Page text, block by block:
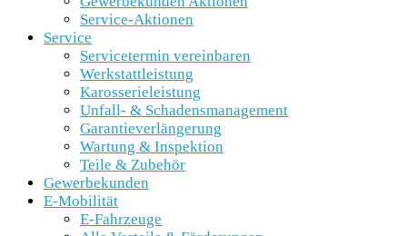
Service-Aktionen
Service
Servicetermin vereinbaren
Werkstattleistung
Karosserieleistung
Unfall- & Schadensmanagement
Garantieverlängerung
Wartung & Inspektion
Teile & Zubehör
Gewerbekunden
E-Mobilität
E-Fahrzeuge